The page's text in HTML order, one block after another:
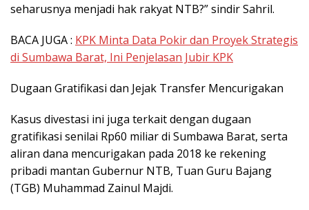
seharusnya menjadi hak rakyat NTB?” sindir Sahril.
BACA JUGA : KPK Minta Data Pokir dan Proyek Strategis
di Sumbawa Barat, Ini Penjelasan Jubir KPK
Dugaan Gratifikasi dan Jejak Transfer Mencurigakan
Kasus divestasi ini juga terkait dengan dugaan
gratifikasi senilai Rp60 miliar di Sumbawa Barat, serta
aliran dana mencurigakan pada 2018 ke rekening
pribadi mantan Gubernur NTB, Tuan Guru Bajang
(TGB) Muhammad Zainul Majdi.